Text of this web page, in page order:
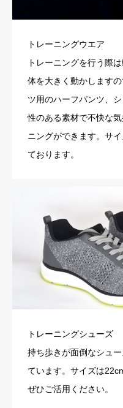
トレーニングウエア
トレーニングを行う際
体を大きく動かします
ツ用のハーフパンツ、
性のある素材で不快な
ニングができます。サ
ております。
トレーニングシューズ
持ち歩きが面倒なシュ
ています。サイズは
ぜひご活用ください。